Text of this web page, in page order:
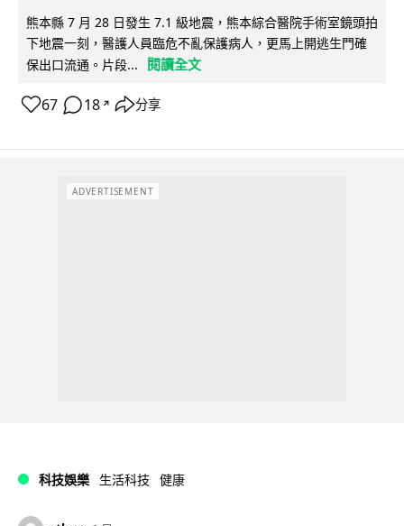
熊本縣 7 月 28 日發生 7.1 級地震，熊本綜合醫院手術室鏡頭拍
下地震一刻，醫護人員臨危不亂保護病人，更馬上開逃生門確
保出口流通。片段...
閱讀全文
67 18 ↗ 分享
ADVERTISEMENT
科技娛樂 生活科技 健康